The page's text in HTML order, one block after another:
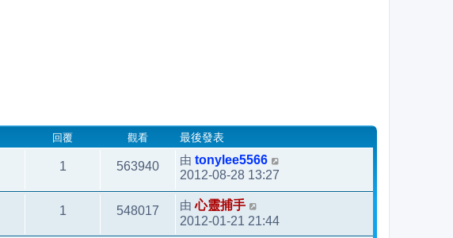
回覆 觀看 最後發表
1 563940 由 tonylee5566
2012-08-28 13:27
1 548017 由心靈捕手
2012-01-21 21:44